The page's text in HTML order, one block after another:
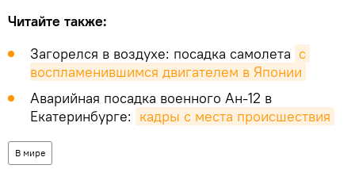
Читайте также:
Загорелся в воздухе: посадка самолета с
воспламенившимся двигателем в Японии
Аварийная посадка военного Ан-12 в
Екатеринбурге: кадры с места происшествия
В мире